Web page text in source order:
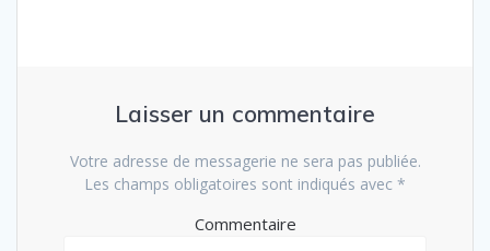
Laisser un commentaire
Votre adresse de messagerie ne sera pas publiée.
Les champs obligatoires sont indiqués avec *
Commentaire